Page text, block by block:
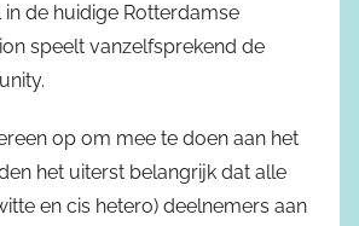
de huidige Rotterdamse
speelt vanzelfsprekend de
op om mee te doen aan het
het uiterst belangrijk dat alle
en cis hetero) deelnemers aan